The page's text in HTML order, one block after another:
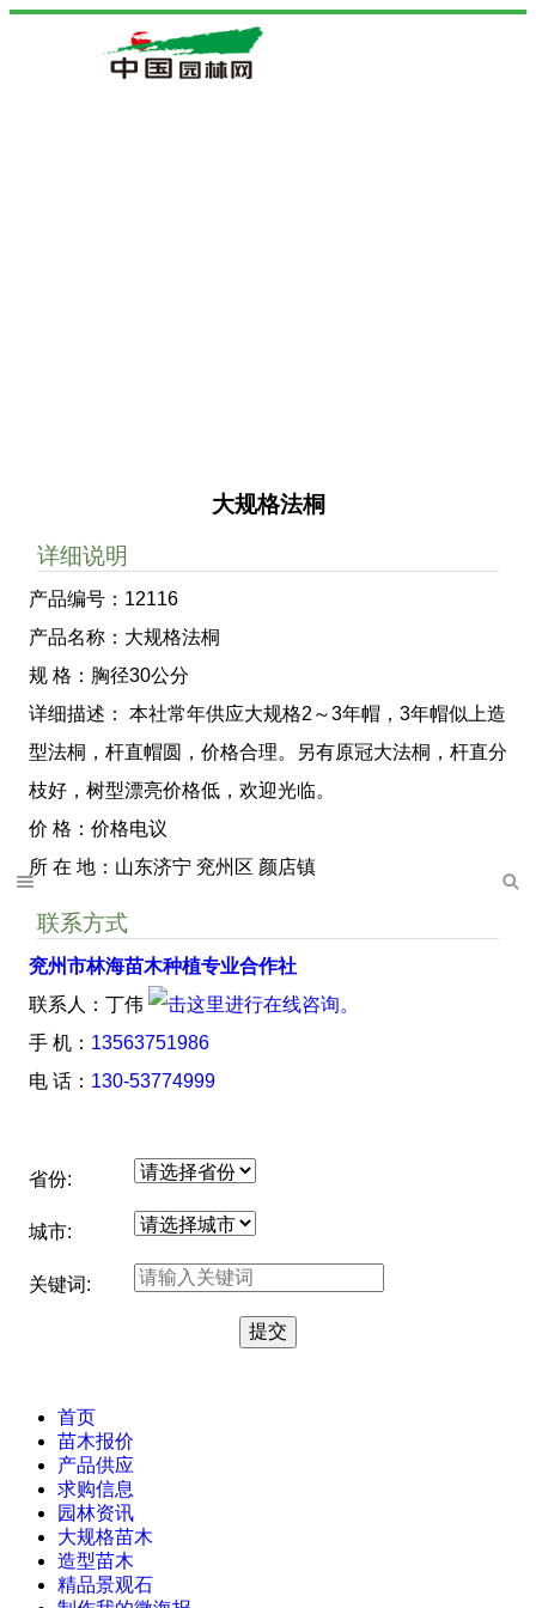
大规格法桐
详细说明
产品编号：12116
产品名称：大规格法桐
规 格：胸径30公分
详细描述： 本社常年供应大规格2～3年帽，3年帽似上造
型法桐，杆直帽圆，价格合理。另有原冠大法桐，杆直分
枝好，树型漂亮价格低，欢迎光临。
价 格：价格电议
所 在 地：山东济宁 兖州区 颜店镇
联系方式
兖州市林海苗木种植专业合作社
联系人：丁伟
手 机： 13563751986
电 话： 130-53774999
省份:
城市:
关键词:
首页
苗木报价
产品供应
求购信息
园林资讯
大规格苗木
造型苗木
精品景观石